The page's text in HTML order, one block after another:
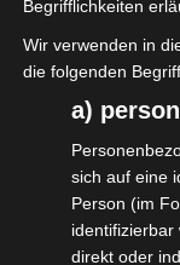
Begrifflichkeiten
Wir verwenden in
die folgenden
a)
sich auf eine
Person (im
direkt oder